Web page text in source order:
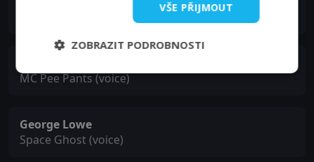
Neil Peart of Rush (voice)
MC Pee Pants (voice)
George Lowe
Space Ghost (voice)
VŠE PŘIJMOUT
ZOBRAZIT PODROBNOSTI